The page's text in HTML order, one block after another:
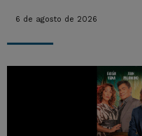
6 de agosto de 2026